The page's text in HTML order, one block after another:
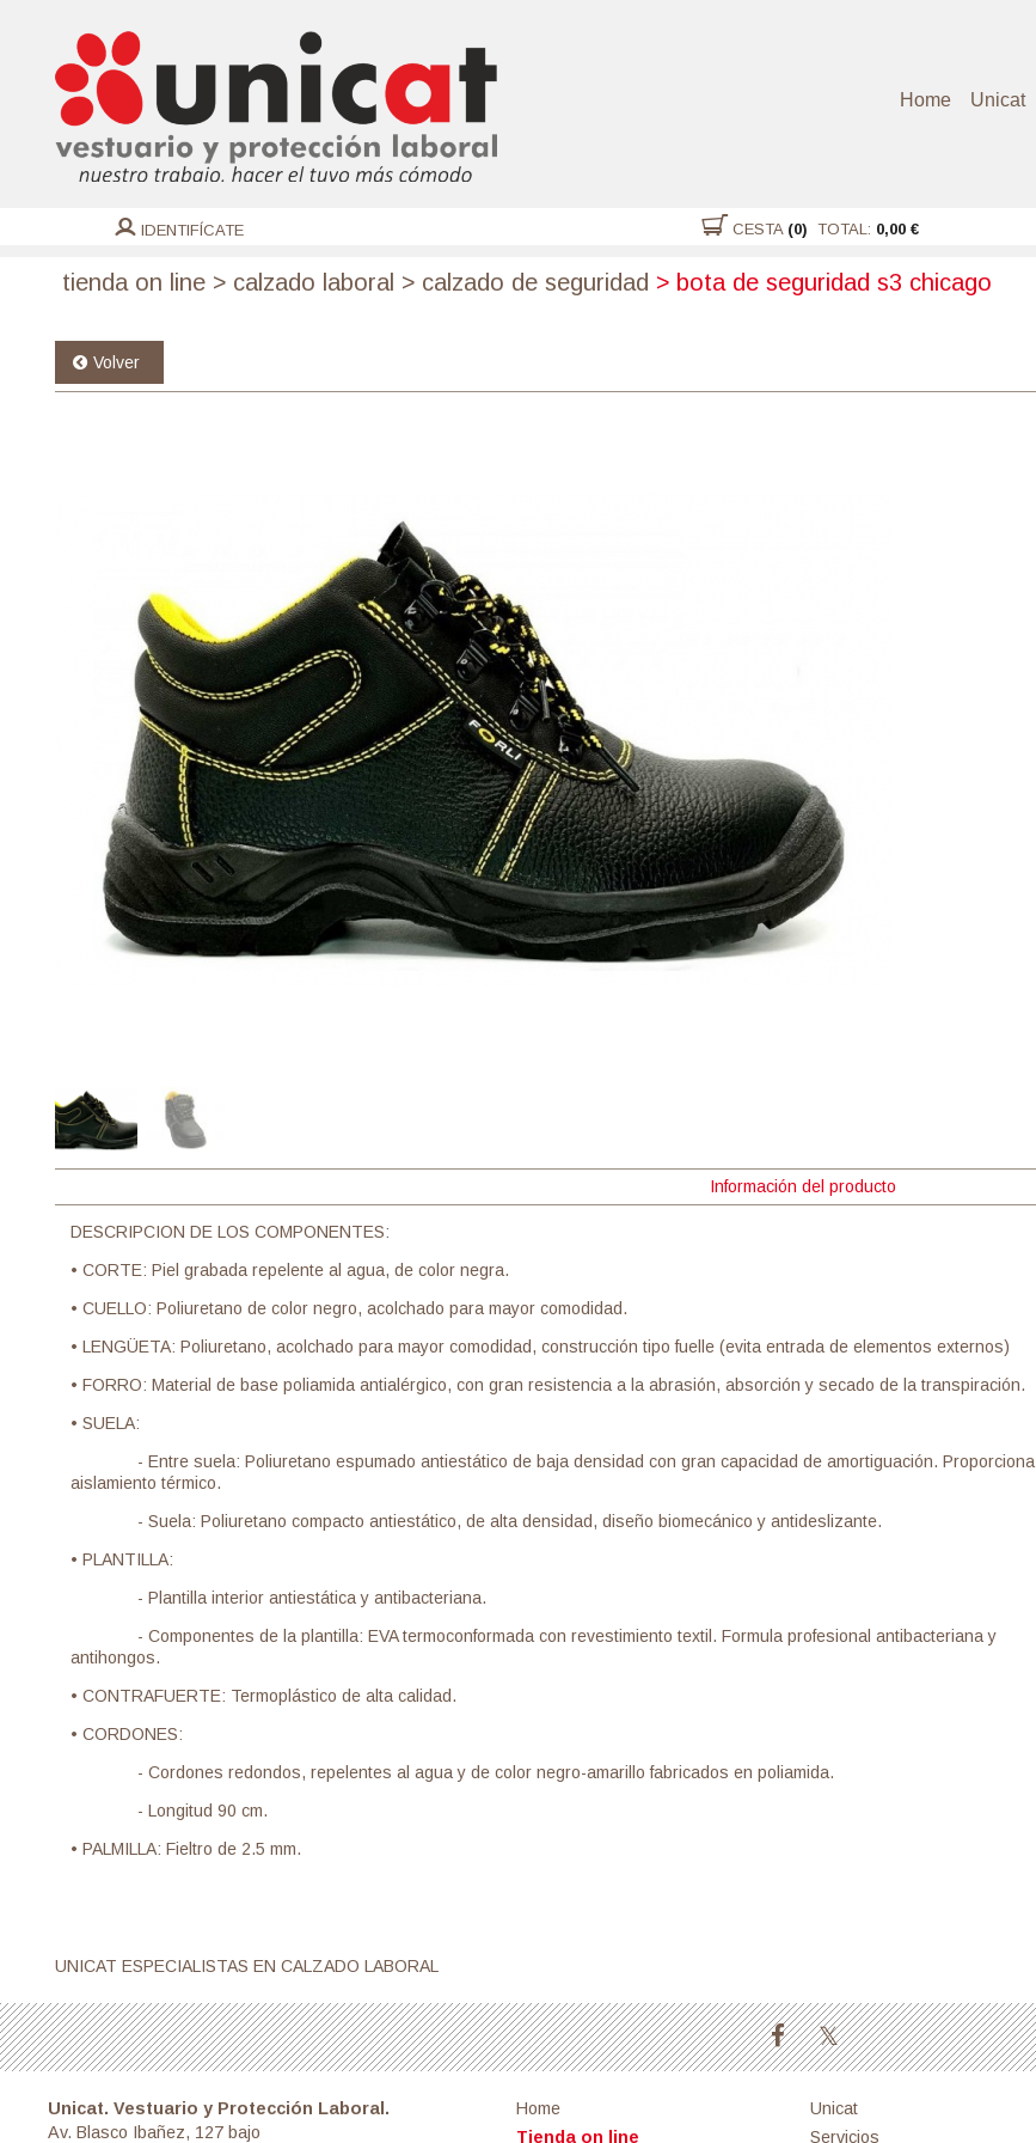
Home Unicat
IDENTIFÍCATE CESTA (0) TOTAL: 0,00 €
tienda on line > calzado laboral > calzado de seguridad > bota de seguridad s3 chicago
Volver
Información del producto
DESCRIPCION DE LOS COMPONENTES:
• CORTE: Piel grabada repelente al agua, de color negra.
• CUELLO: Poliuretano de color negro, acolchado para mayor comodidad.
• LENGÜETA: Poliuretano, acolchado para mayor comodidad, construcción tipo fuelle (evita entrada de elementos externos)
• FORRO: Material de base poliamida antialérgico, con gran resistencia a la abrasión, absorción y secado de la transpiración.
• SUELA:
- Entre suela: Poliuretano espumado antiestático de baja densidad con gran capacidad de amortiguación. Proporciona
aislamiento térmico.
- Suela: Poliuretano compacto antiestático, de alta densidad, diseño biomecánico y antideslizante.
• PLANTILLA:
- Plantilla interior antiestática y antibacteriana.
- Componentes de la plantilla: EVA termoconformada con revestimiento textil. Formula profesional antibacteriana y
antihongos.
• CONTRAFUERTE: Termoplástico de alta calidad.
• CORDONES:
- Cordones redondos, repelentes al agua y de color negro-amarillo fabricados en poliamida.
- Longitud 90 cm.
• PALMILLA: Fieltro de 2.5 mm.
UNICAT ESPECIALISTAS EN CALZADO LABORAL
Unicat. Vestuario y Protección Laboral.
Av. Blasco Ibañez, 127 bajo
Home
Unicat
Tienda on line
Servicios